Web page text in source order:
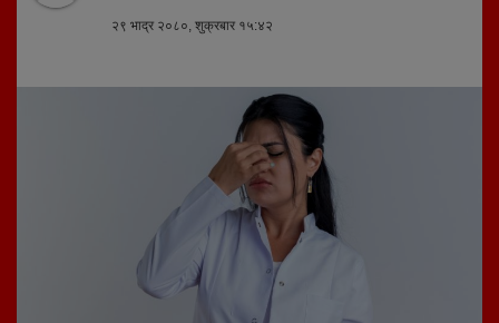
२९ भाद्र २०८०, शुक्रबार १५:४२